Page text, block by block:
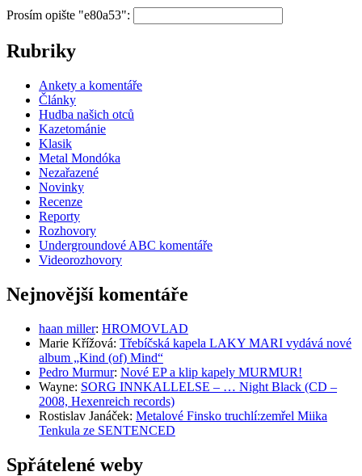
Prosím opište "e80a53":
Rubriky
Ankety a komentáře
Články
Hudba našich otců
Kazetománie
Klasik
Metal Mondóka
Nezařazené
Novinky
Recenze
Reporty
Rozhovory
Undergroundové ABC komentáře
Videorozhovory
Nejnovější komentáře
haan miller: HROMOVLAD
Marie Křížová: Třebíčská kapela LAKY MARI vydává nové
album „Kind (of) Mind“
Pedro Murmur: Nové EP a klip kapely MURMUR!
Wayne: SORG INNKALLELSE – … Night Black (CD –
2008, Hexenreich records)
Rostislav Janáček: Metalové Finsko truchlí:zemřel Miika
Tenkula ze SENTENCED
Spřátelené weby